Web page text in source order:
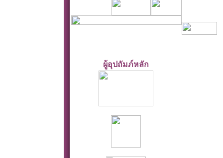
ผู้อุปถัมภ์หลัก